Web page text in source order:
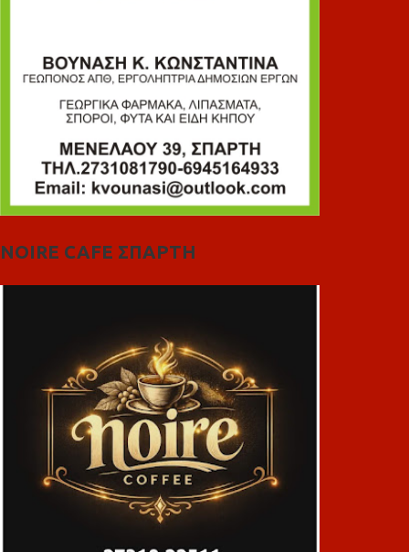
NOIRE CAFE ΣΠΑΡΤΗ